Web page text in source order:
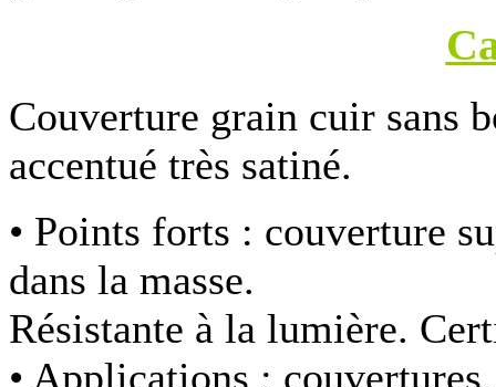
Couverture grain cuir sans
accentué très satiné.
• Points forts : couverture
dans la masse.
Résistante à la lumière.
• Applications :